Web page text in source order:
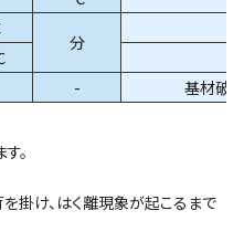
分
- 基材破
。
掛け、はく離現象が起こるまで